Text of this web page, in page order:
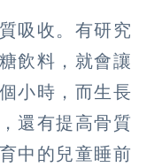
吸收。有研究
飲料，就會讓
小時，而生長
還有提高骨質
中的兒童睡前